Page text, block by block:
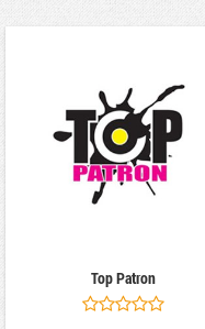
Top Patron